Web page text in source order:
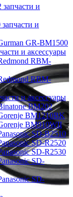
и
и
GR-BM1500
и аксессуары
RBM-
RBM-
и аксессуары
BM202
BM1210BK
BM910WII
SD-B2510
SD-R2520
SD-R2530
SD-
SD-